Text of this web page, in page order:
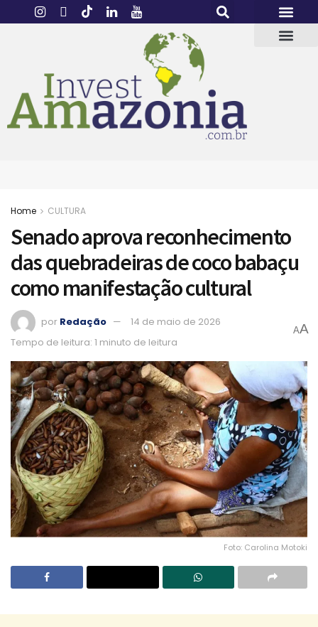
Home CULTURA
Senado aprova reconhecimento
das quebradeiras de coco babaçu
como manifestação cultural
por Redação
14 de maio de 2026
Tempo de leitura: 1 minuto de leitura
AA
Foto: Carolina Motoki